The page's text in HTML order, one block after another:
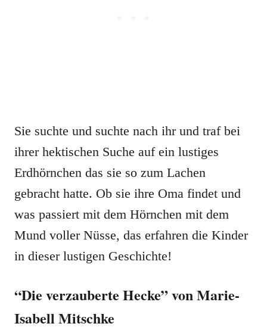
Sie suchte und suchte nach ihr und traf bei
ihrer hektischen Suche auf ein lustiges
Erdhörnchen das sie so zum Lachen
gebracht hatte. Ob sie ihre Oma findet und
was passiert mit dem Hörnchen mit dem
Mund voller Nüsse, das erfahren die Kinder
in dieser lustigen Geschichte!
“Die verzauberte Hecke” von Marie-
Isabell Mitschke